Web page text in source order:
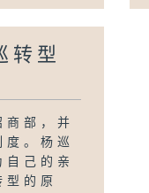
转型
商部，并
。杨巡
己的亲
的原